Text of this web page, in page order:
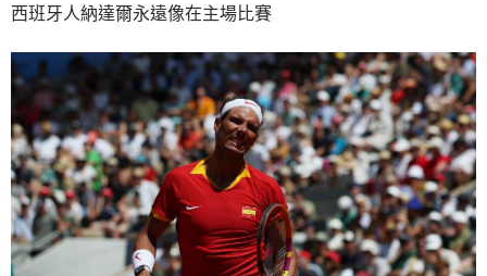
西班牙人納達爾永遠像在主場比賽